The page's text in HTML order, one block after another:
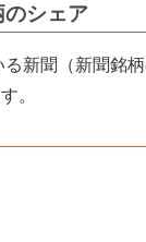
のシェア
新聞（新聞銘
。